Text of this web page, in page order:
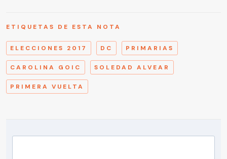
ETIQUETAS DE ESTA NOTA
ELECCIONES 2017 DC PRIMARIAS
CAROLINA GOIC SOLEDAD ALVEAR
PRIMERA VUELTA